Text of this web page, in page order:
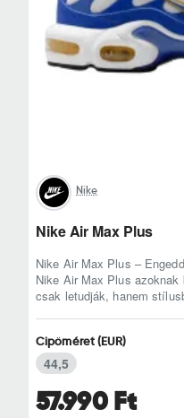
Nike
Nike Air Max Plus
Nike Air Max Plus –
Nike Air Max Plus
csak letudják, hanem
57.990 Ft
Cipőméret (EUR)
44,5